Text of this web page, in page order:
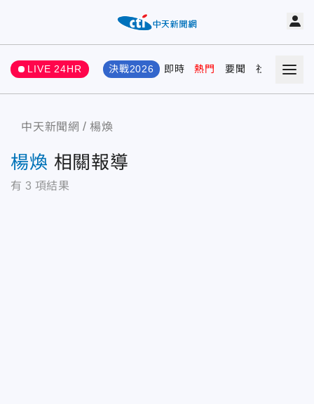
LIVE 24HR 決戰2026 即時 熱門 要聞 社會 娛樂
中天新聞網 楊煥
楊煥 相關報導
有 3 項結果